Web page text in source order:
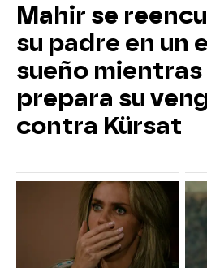
Mahir se
su padre en un
sueño mientras
prepara su
contra Kürsat